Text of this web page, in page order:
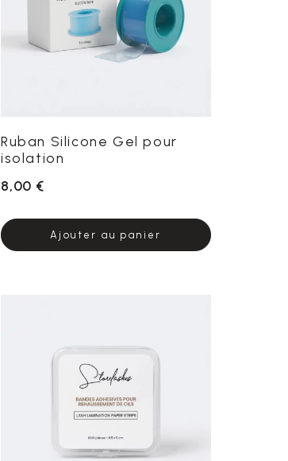
Ruban Silicone Gel pour
isolation
8,00 €
Ajouter au panier